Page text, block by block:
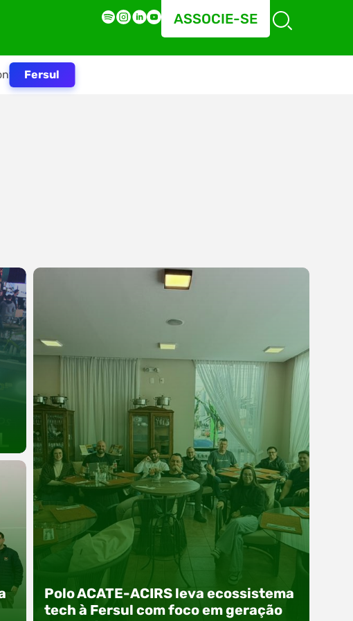
ASSOCIE-SE
Fersul
Polo ACATE-ACIRS leva ecossistema
tech à Fersul com foco em geração